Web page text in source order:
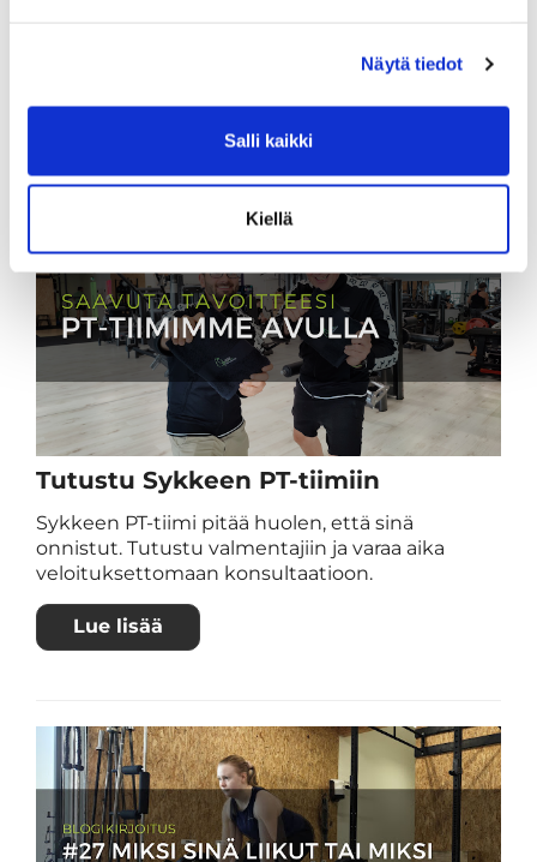
Näytä tiedot
Salli kaikki
Kiellä
Tutustu Sykkeen PT-tiimiin
Sykkeen PT-tiimi pitää huolen, että sinä
onnistut. Tutustu valmentajiin ja varaa aika
veloituksettomaan konsultaatioon.
Lue lisää